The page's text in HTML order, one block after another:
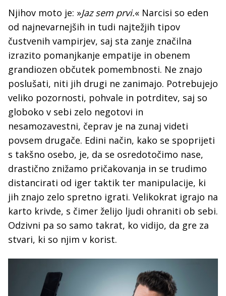
Njihov moto je: »Jaz sem prvi.« Narcisi so eden
od najnevarnejših in tudi najtežjih tipov
čustvenih vampirjev, saj sta zanje značilna
izrazito pomanjkanje empatije in obenem
grandiozen občutek pomembnosti. Ne znajo
poslušati, niti jih drugi ne zanimajo. Potrebujejo
veliko pozornosti, pohvale in potrditev, saj so
globoko v sebi zelo negotovi in
nesamozavestni, čeprav je na zunaj videti
povsem drugače. Edini način, kako se spoprijeti
s takšno osebo, je, da se osredotočimo nase,
drastično znižamo pričakovanja in se trudimo
distancirati od iger taktik ter manipulacije, ki
jih znajo zelo spretno igrati. Velikokrat igrajo na
karto krivde, s čimer želijo ljudi ohraniti ob sebi.
Odzivni pa so samo takrat, ko vidijo, da gre za
stvari, ki so njim v korist.